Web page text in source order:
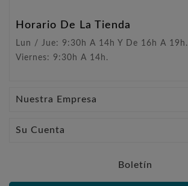
Horario De La Tienda
Lun / Jue: 9:30h A 14h Y De 16h A 19h.
Viernes: 9:30h A 14h.
Nuestra Empresa
Su Cuenta
Boletín